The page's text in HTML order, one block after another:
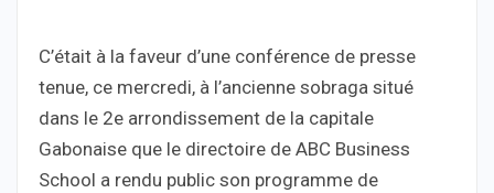
C’était à la faveur d’une conférence de presse
tenue, ce mercredi, à l’ancienne sobraga situé
dans le 2e arrondissement de la capitale
Gabonaise que le directoire de ABC Business
School a rendu public son programme de